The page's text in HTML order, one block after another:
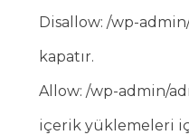
Disallow: /wp-
kapatır.
Allow: /wp-admin/
içerik yüklemeleri